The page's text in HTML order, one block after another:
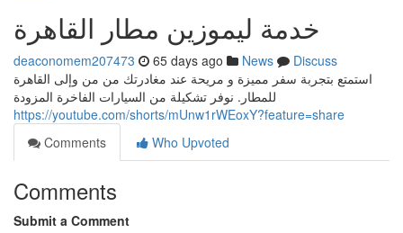
خدمة ليموزين مطار القاهرة
deaconomem207473 65 days ago News
Discuss
استمتع بتجربة سفر مميزة و مريحة عند مغادرتك من من وإلى القاهرة
للمطار. نوفر تشكيلة من السيارات الفاخرة المزودة
https://youtube.com/shorts/mUnw1rWEoxY?feature=share
Comments
Who Upvoted
Comments
Submit a Comment